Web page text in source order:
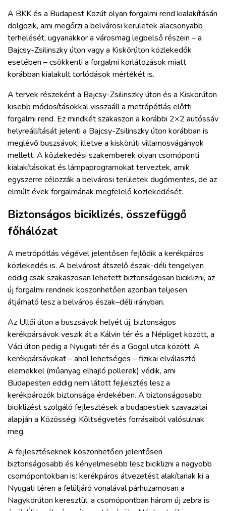
A BKK és a Budapest Közút olyan forgalmi rend kialakításán
dolgozik, ami megőrzi a belvárosi kerületek alacsonyabb
terhelését, ugyanakkor a városmag legbelső részein – a
Bajcsy-Zsilinszky úton vagy a Kiskörúton közlekedők
esetében – csökkenti a forgalmi korlátozások miatt
korábban kialakult torlódások mértékét is.
A tervek részeként a Bajcsy-Zsilinszky úton és a Kiskörúton
kisebb módosításokkal visszaáll a metrópótlás előtti
forgalmi rend. Ez mindkét szakaszon a korábbi 2×2 autóssáv
helyreállítását jelenti a Bajcsy-Zsilinszky úton korábban is
meglévő buszsávok, illetve a kiskörúti villamosvágányok
mellett. A közlekedési szakemberek olyan csomóponti
kialakításokat és lámpaprogramokat terveztek, amik
egyszerre célozzák a belvárosi területek dugómentes, de az
elmúlt évek forgalmának megfelelő közlekedését.
Biztonságos biciklizés, összefüggő
főhálózat
A metrópótlás végével jelentősen fejlődik a kerékpáros
közlekedés is. A belvárost átszelő észak-déli tengelyen
eddig csak szakaszosan lehetett biztonságosan biciklizni, az
új forgalmi rendnek köszönhetően azonban teljesen
átjárható lesz a belváros észak–déli irányban.
Az Üllői úton a buszsávok helyét új, biztonságos
kerékpársávok veszik át a Kálvin tér és a Népliget között, a
Váci úton pedig a Nyugati tér és a Gogol utca között. A
kerékpársávokat – ahol lehetséges – fizikai elválasztó
elemekkel (műanyag elhajló pollerek) védik, ami
Budapesten eddig nem látott fejlesztés lesz a
kerékpározók biztonsága érdekében. A biztonságosabb
biciklizést szolgáló fejlesztések a budapestiek szavazatai
alapján a Közösségi Költségvetés forrásaiból valósulnak
meg.
A fejlesztéseknek köszönhetően jelentősen
biztonságosabb és kényelmesebb lesz biciklizni a nagyobb
csomópontokban is: kerékpáros átvezetést alakítanak ki a
Nyugati téren a felüljáró vonalával párhuzamosan a
Nagykörúton keresztül, a csomópontban három új zebra is